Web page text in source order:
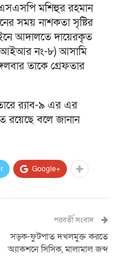
মশিহুর রহমান
সময় নাশকতা সৃষ্টির
আদালতে দায়েরকৃত
নং-৮) আসামি
তাকে গ্রেফতার
র‍্যাব-৯ এর এর
রয়েছে বলে জানান
Google+
পরবর্তী সংবাদ
সড়ক-ফুটপাত দখলমুক্ত করতে
অ্যাকশনে সিসিক, মালামাল জব্দ